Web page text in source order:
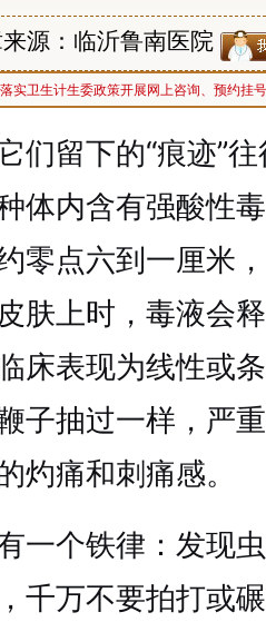
源：临沂鲁南医院
实卫生计生委政策开展网上咨询、预约挂
们留下的“痕迹”
体内含有强酸性
零点六到一厘米
肤上时，毒液会
床表现为线性或
子抽过一样，严
灼痛和刺痛感。
一个铁律：发现
千万不要拍打或